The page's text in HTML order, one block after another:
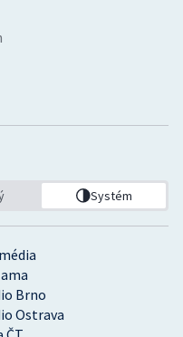
Brno
Ostrava
Systém